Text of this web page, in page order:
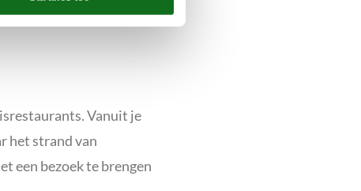
Vanuit je
het strand van
een bezoek te brengen